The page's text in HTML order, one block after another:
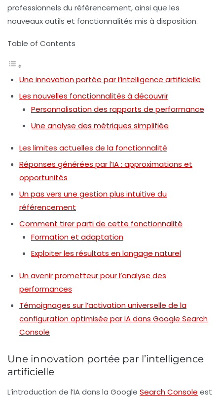
professionnels du référencement, ainsi que les
nouveaux outils et fonctionnalités mis à disposition.
Table of Contents
Une innovation portée par l’intelligence artificielle
Les nouvelles fonctionnalités à découvrir
Personnalisation des rapports de performance
Une analyse des métriques simplifiée
Les limites actuelles de la fonctionnalité
Réponses générées par l’IA : approximations et
opportunités
Un pas vers une gestion plus intuitive du
référencement
Comment tirer parti de cette fonctionnalité
Formation et adaptation
Exploiter les résultats en langage naturel
Un avenir prometteur pour l’analyse des
performances
Témoignages sur l’activation universelle de la
configuration optimisée par IA dans Google Search
Console
Une innovation portée par l’intelligence
artificielle
L’introduction de l’IAdans la Google Search Console est